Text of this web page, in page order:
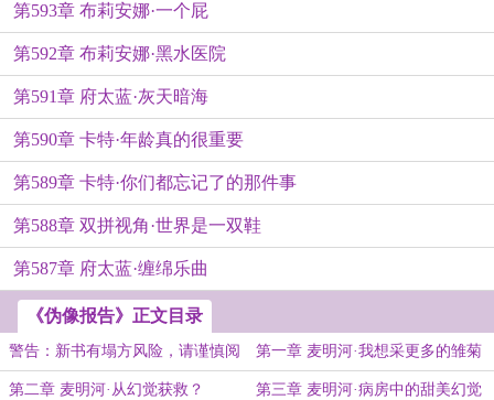
第593章 布莉安娜·一个屁
第592章 布莉安娜·黑水医院
第591章 府太蓝·灰天暗海
第590章 卡特·年龄真的很重要
第589章 卡特·你们都忘记了的那件事
第588章 双拼视角·世界是一双鞋
第587章 府太蓝·缠绵乐曲
《伪像报告》正文目录
警告：新书有塌方风险，请谨慎阅
读
第一章 麦明河·我想采更多的雏菊
第二章 麦明河·从幻觉获救？ 第三章 麦明河·病房中的甜美幻觉